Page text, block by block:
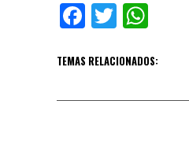
Facebook
Twitter
TEMAS RELACIONADOS: